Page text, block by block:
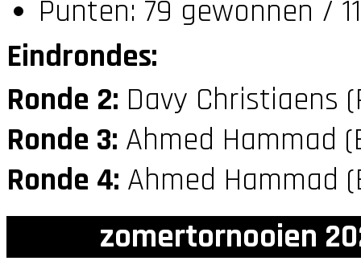
Punten: 79 gewonnen /
Eindrondes:
Ronde 2: Davy Christiaens
Ronde 3: Ahmed Hammad
Ronde 4: Ahmed Hammad
zomertornooien